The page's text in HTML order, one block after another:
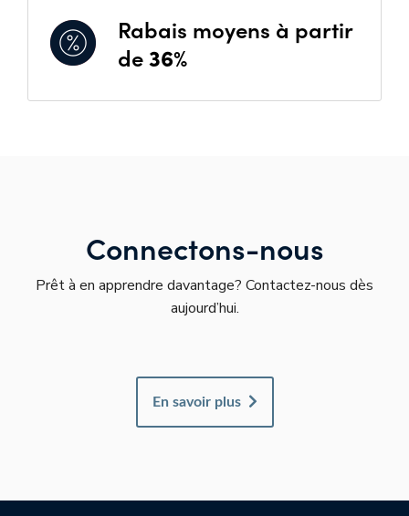
Rabais moyens à partir
de36%
Connectons-nous
Prêt à en apprendre davantage? Contactez-nous dès
aujourd’hui.
En savoir plus